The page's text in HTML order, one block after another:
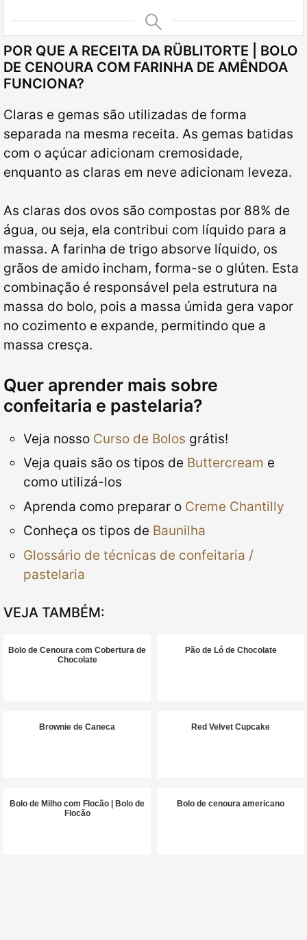
POR QUE A RECEITA DA RÜBLITORTE | BOLO
DE CENOURA COM FARINHA DE AMÊNDOA
FUNCIONA?
Claras e gemas são utilizadas de forma
separada na mesma receita. As gemas batidas
com o açúcar adicionam cremosidade,
enquanto as claras em neve adicionam leveza.
As claras dos ovos são compostas por 88% de
água, ou seja, ela contribui com líquido para a
massa. A farinha de trigo absorve líquido, os
grãos de amido incham, forma-se o glúten. Esta
combinação é responsável pela estrutura na
massa do bolo, pois a massa úmida gera vapor
no cozimento e expande, permitindo que a
massa cresça.
Quer aprender mais sobre
confeitaria e pastelaria?
Veja nosso Curso de Bolos grátis!
Veja quais são os tipos de Buttercream e
como utilizá-los
Aprenda como preparar o Creme Chantilly
Conheça os tipos de Baunilha
Glossário de técnicas de confeitaria /
pastelaria
VEJA TAMBÉM:
Bolo de Cenoura com Cobertura de
Chocolate
Pão de Ló de Chocolate
Brownie de Caneca Red Velvet Cupcake
Bolo de Milho com Flocão | Bolo de
Flocão
Bolo de cenoura americano